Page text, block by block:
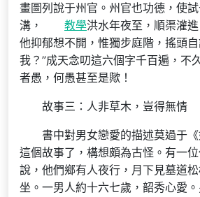
畫圖列說于州官。州官也功德，使
溝，
教學洪水年夜至，順渠灌
他抑郁想不開，惟獨步庭階，搖頭
我？”成天念叨這六個字千百遍，不
者愚，何愚甚至是歟！
故事三：人非草木，豈得無情
書中對男女戀愛的描述莫過于
這個故事了，構想頗為古怪。有一
說，他們鄉有人夜行，月下見墓道
坐。一男人約十六七歲，韶秀心愛